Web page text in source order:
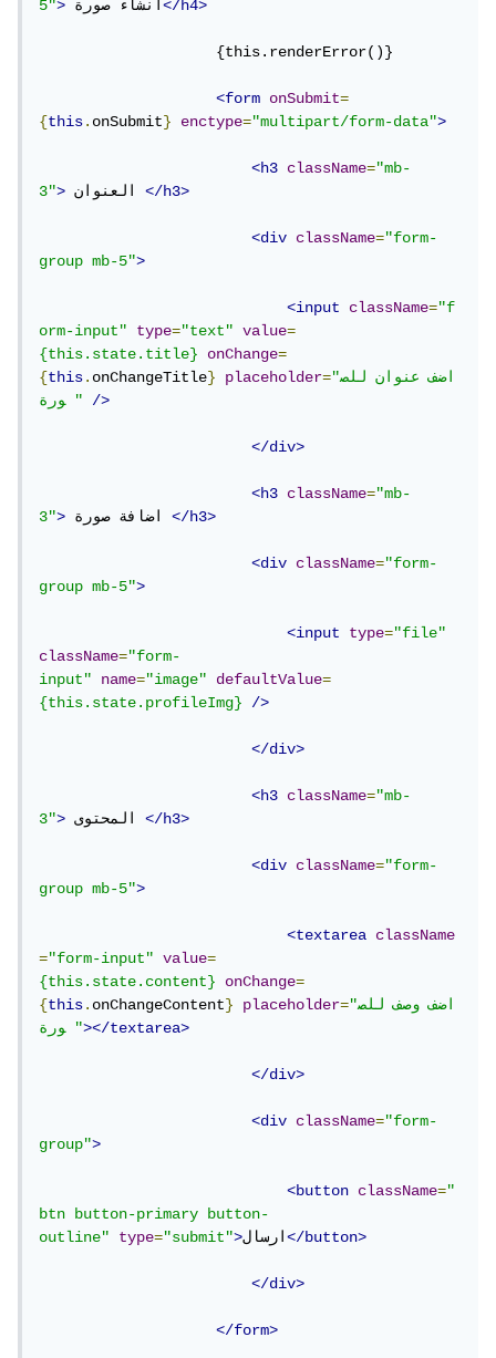
5"> انشاء صورة</h4>
{this.renderError()}
<form onSubmit=
{this.onSubmit} enctype="multipart/form-data">
<h3 className="mb-
3"> العنوان </h3>
<div className="form-
group mb-5">
<input className="f
orm-input"
type="text" value=
{this.state.title}
onChange=
{this.onChangeTitle} placeholder="اضف عنوان للص
ورة "
/>
</div>
<h3 className="mb-
3"> اضافة صورة </h3>
<div className="form-
group mb-5">
<input type="file"
className="form-
input"
name="image" defaultValue=
{this.state.profileImg}
/>
</div>
<h3 className="mb-
3"> المحتوى </h3>
<div className="form-
group mb-5">
<textarea
className
="form-input" value=
{this.state.content}
onChange=
{this.onChangeContent} placeholder="اضف وصف للص
ورة "></textarea>
</div>
<div className="form-
group">
<button className="
btn button-primary button-
outline"
type="submit"> ارسال</button>
</div>
</form>